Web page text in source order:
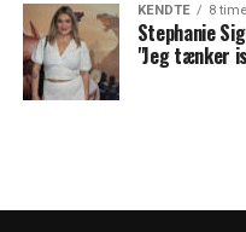
KENDTE 8
Stephanie
"Jeg tænker